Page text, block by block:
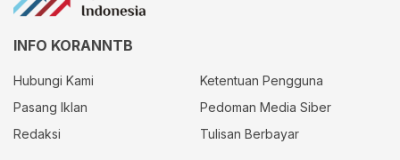
INFO KORANNTB
Hubungi Kami
Ketentuan Pengguna
Pasang Iklan
Pedoman Media Siber
Redaksi
Tulisan Berbayar